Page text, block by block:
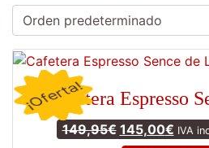
¡Oferta!
Cafetera Espresso
149,95€ El precio
145,00€ElIVA